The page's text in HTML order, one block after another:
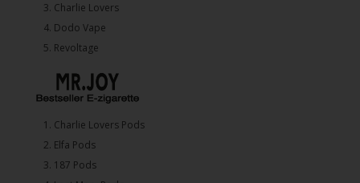
3.⁠ ⁠⁠Charlie Lovers
4.⁠ ⁠⁠Dodo Vape
5. ⁠Revoltage
1.⁠ ⁠Charlie Lovers Pods
2.⁠ ⁠⁠Elfa Pods
3.⁠ ⁠⁠187 Pods